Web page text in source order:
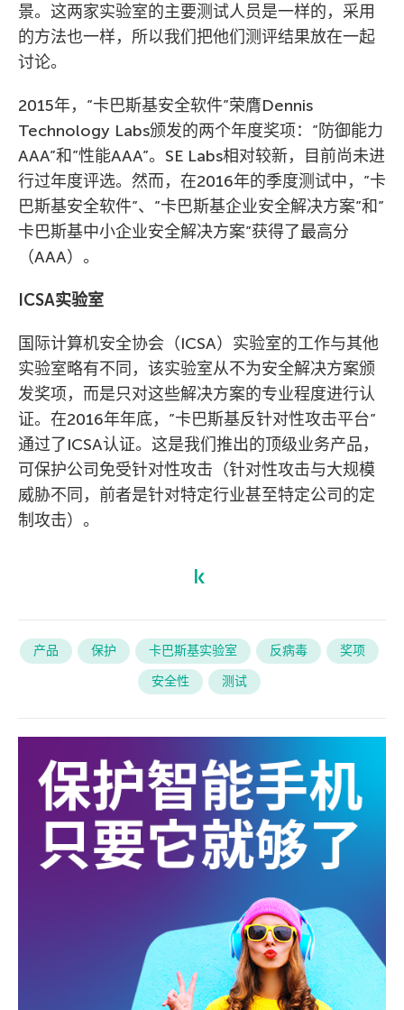
景。这两家实验室的主要测试人员是一样的，采用
的方法也一样，所以我们把他们测评结果放在一起
讨论。
2015年，”卡巴斯基安全软件”荣膺Dennis
Technology Labs颁发的两个年度奖项：”防御能力
AAA”和”性能AAA”。SE Labs相对较新，目前尚未进
行过年度评选。然而，在2016年的季度测试中，”卡
巴斯基安全软件”、”卡巴斯基企业安全解决方案”和”
卡巴斯基中小企业安全解决方案”获得了最高分
（AAA）。
ICSA实验室
国际计算机安全协会（ICSA）实验室的工作与其他
实验室略有不同，该实验室从不为安全解决方案颁
发奖项，而是只对这些解决方案的专业程度进行认
证。在2016年年底，”卡巴斯基反针对性攻击平台”
通过了ICSA认证。这是我们推出的顶级业务产品，
可保护公司免受针对性攻击（针对性攻击与大规模
威胁不同，前者是针对特定行业甚至特定公司的定
制攻击）。
产品 保护 卡巴斯基实验室 反病毒
奖项
安全性
测试